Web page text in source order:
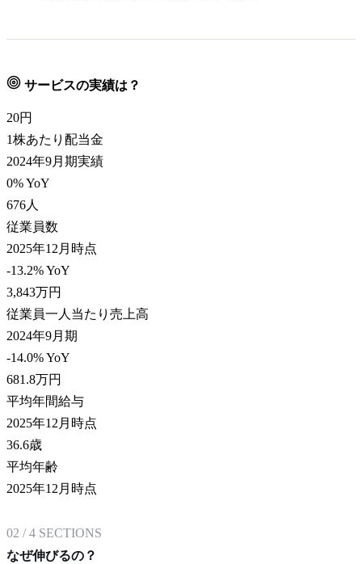
サービスの実績は？
20円
1株あたり配当金
2024年9月期実績
0% YoY
676人
従業員数
2025年12月時点
-13.2% YoY
3,843万円
従業員一人当たり売上高
2024年9月期
-14.0% YoY
681.8万円
平均年間給与
2025年12月時点
36.6歳
平均年齢
2025年12月時点
02 /4 SECTIONS
なぜ伸びるの？